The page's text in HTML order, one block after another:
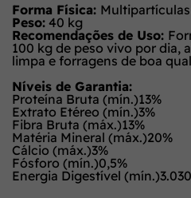
Forma Física: Multipartículas
Peso: 40 kg
Recomendações de Uso:
100 kg de peso vivo por dia,
limpa e forragens de boa
Níveis de Garantia:
Proteína Bruta (mín.)13%
Extrato Etéreo (mín.)3%
Fibra Bruta (máx.)13%
Matéria Mineral (máx.)20%
Cálcio (máx.)3%
Fósforo (mín.)0,5%
Energia Digestível